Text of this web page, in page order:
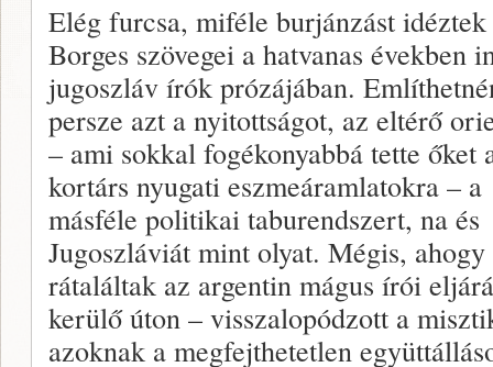
Elég furcsa, miféle burjánzást
Borges szövegei a hatvanas években
jugoszláv írók prózájában.
persze azt a nyitottságot, az eltérő
– ami sokkal fogékonyabbá tette őket
kortárs nyugati eszmeáramlatokra – a
másféle politikai taburendszert, na és
Jugoszláviát mint olyat. Mégis, ahogy
rátaláltak az argentin mágus írói
kerülő úton – visszalopódzott a
azoknak a megfejthetetlen